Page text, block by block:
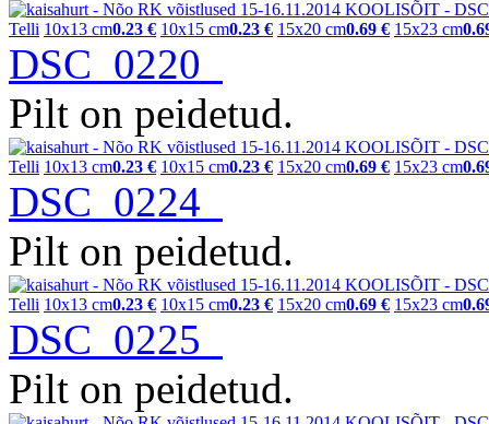
Telli 10x13 cm0.23 € 10x15 cm0.23 € 15x20 cm0.69 € 15x23 cm
DSC_0220
Pilt on peidetud.
Telli 10x13 cm0.23 € 10x15 cm0.23 € 15x20 cm0.69 € 15x23 cm
DSC_0224
Pilt on peidetud.
Telli 10x13 cm0.23 € 10x15 cm0.23 € 15x20 cm0.69 € 15x23 cm
DSC_0225
Pilt on peidetud.